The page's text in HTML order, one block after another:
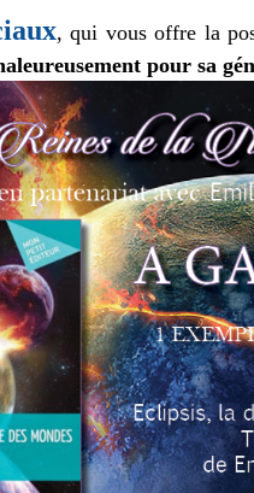
, qui vous offre la
pour sa